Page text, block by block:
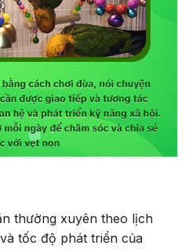
thường xuyên theo lịch
tốc độ phát triển của